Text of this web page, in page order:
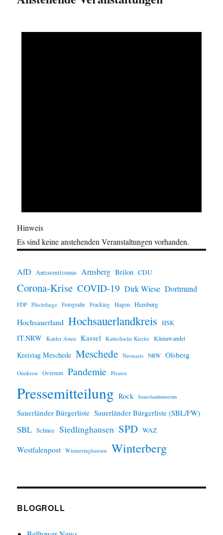
Hinweis
Es sind keine anstehenden Veranstaltungen vorhanden.
AfD Antisemitismus Arnsberg Brilon CDU
Corona-Krise COVID-19 Dirk Wiese Dortmund
FDP Flüchtlinge Fotografie Fracking Hagen Hamburg
Hochsauerland Hochsauerlandkreis HSK
IT.NRW Kahler Asten Kassel Katholische Kirche Klimawandel
Kreistag Meschede Meschede Neonazis NRW Olsberg
Omikron Oversum Pandemie Piraten
Pressemitteilung Rock Sauerlandmuseum
Sauerländer Bürgerliste Sauerländer Bürgerliste (SBL/FW)
SBL Schnee Siedlinghausen SPD WAZ
Westfalenpost Wiemeringhausen Winterberg
BLOGROLL